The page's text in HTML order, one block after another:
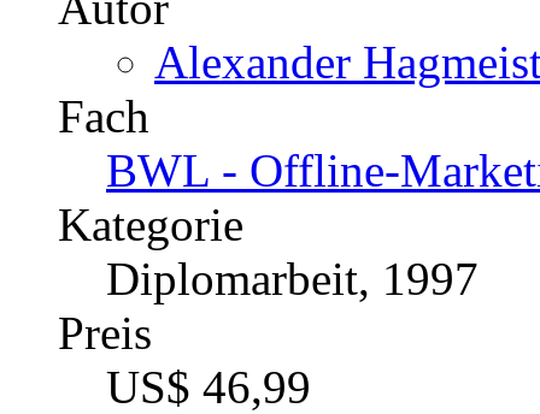
Katalognummer
216382
Autor
Alexander
Fach
BWL - Offline-
Kategorie